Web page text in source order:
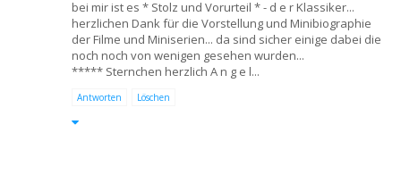
bei mir ist es * Stolz und Vorurteil * - d e r Klassiker...
herzlichen Dank für die Vorstellung und Minibiographie
der Filme und Miniserien... da sind sicher einige dabei die
noch noch von wenigen gesehen wurden...
***** Sternchen herzlich A n g e l...
Antworten Löschen